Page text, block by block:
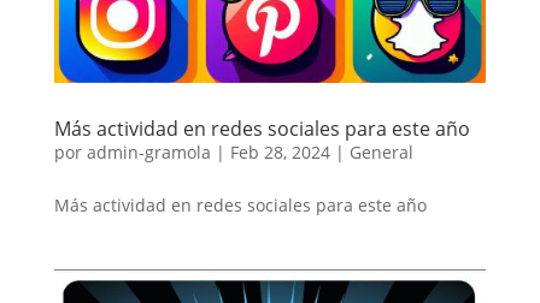
Más actividad en redes sociales para este año
por admin-gramola | Feb 28, 2024| General
Más actividad en redes sociales para este año